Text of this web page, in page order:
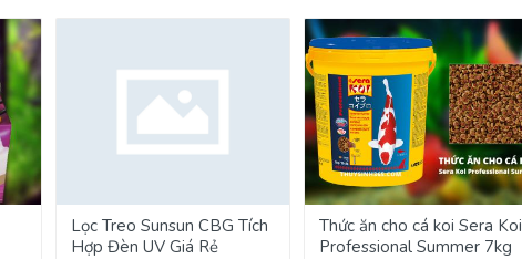
Lọc Treo Sunsun CBG Tích
Hợp Đèn UV Giá Rẻ
Thức ăn cho cá koi Sera Koi
Professional Summer 7kg